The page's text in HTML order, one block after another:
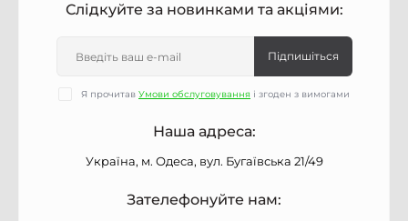
Слідкуйте за новинками та акціями:
Підпишіться
Я прочитав Умови обслуговування і згоден з вимогами
Наша адреса:
Україна, м. Одеса, вул. Бугаївська 21/49
Зателефонуйте нам: